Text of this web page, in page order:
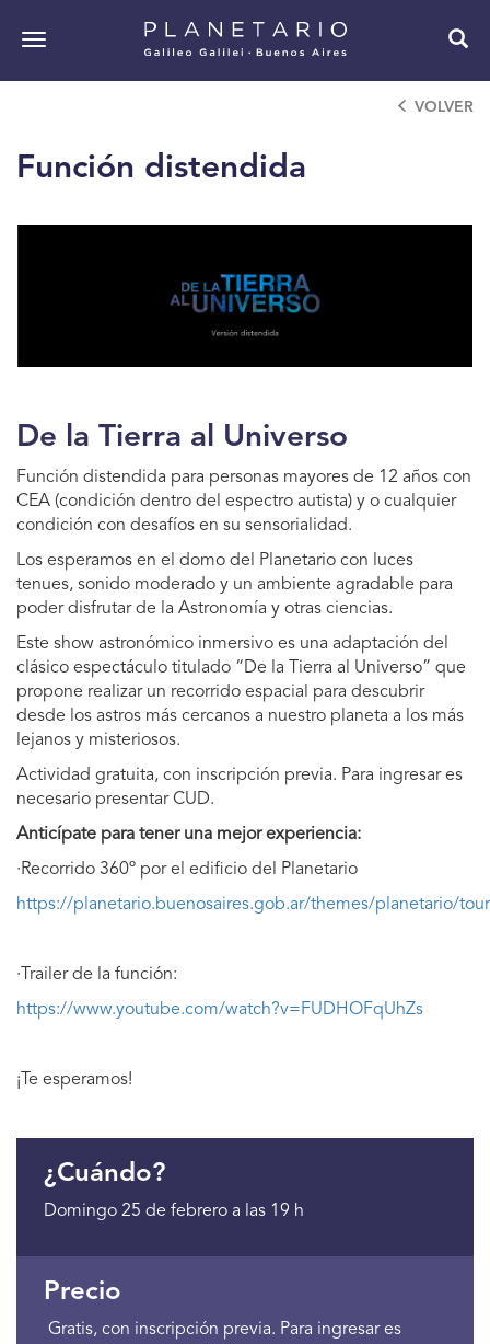
principalnavigation
Función distendida
VOLVER
De la Tierra al Universo
Función distendida para personas mayores de 12 años con
CEA (condición dentro del espectro autista) y o cualquier
condición con desafíos en su sensorialidad.
Los esperamos en el domo del Planetario con luces
tenues, sonido moderado y un ambiente agradable para
poder disfrutar de la Astronomía y otras ciencias.
Este show astronómico inmersivo es una adaptación del
clásico espectáculo titulado “De la Tierra al Universo” que
propone realizar un recorrido espacial para descubrir
desde los astros más cercanos a nuestro planeta a los más
lejanos y misteriosos.
Actividad gratuita, con inscripción previa. Para ingresar es
necesario presentar CUD.
Anticípate para tener una mejor experiencia:
·Recorrido 360º por el edificio del Planetario
https://planetario.buenosaires.gob.ar/themes/planetario/
· Trailer de la función:
https://www.youtube.com/watch?v=FUDHOFqUhZs
¡Te esperamos!
¿Cuándo?
Domingo 25 de febrero a las 19 h
Precio
Gratis, con inscripción previa. Para ingresar es